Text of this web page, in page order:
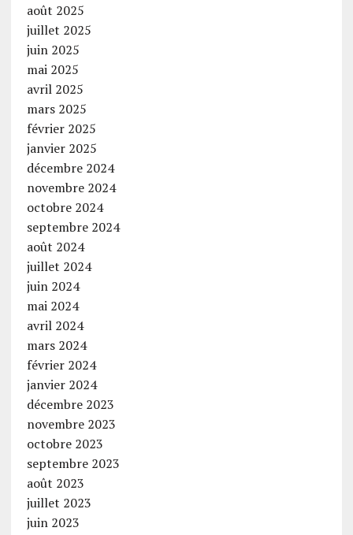
août 2025
juillet 2025
juin 2025
mai 2025
avril 2025
mars 2025
février 2025
janvier 2025
décembre 2024
novembre 2024
octobre 2024
septembre 2024
août 2024
juillet 2024
juin 2024
mai 2024
avril 2024
mars 2024
février 2024
janvier 2024
décembre 2023
novembre 2023
octobre 2023
septembre 2023
août 2023
juillet 2023
juin 2023